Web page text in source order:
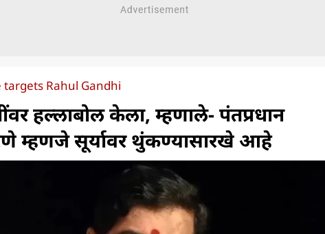
targets Rahul Gandhi
हल्लाबोल केला, म्हणाले- पंतप्रधान
म्हणजे सूर्यावर थुंकण्यासारखे आहे